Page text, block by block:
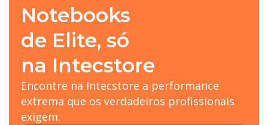
Notebooks
de Elite, só
na Intecstore
Encontre na Intecstore a performance
extrema que os verdadeiros profissionais
exigem.